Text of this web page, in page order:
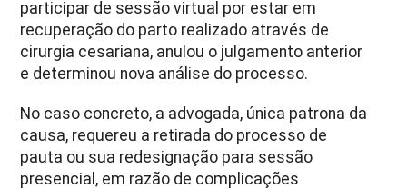
participar de sessão virtual por estar em
recuperação do parto realizado através de
cirurgia cesariana, anulou o julgamento anterior
e determinou nova análise do processo.
No caso concreto, a advogada, única patrona da
causa, requereu a retirada do processo de
pauta ou sua redesignação para sessão
presencial, em razão de complicações